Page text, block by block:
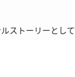
ストーリーとして